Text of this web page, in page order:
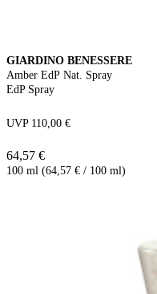
GIARDINO BENESSERE
Amber EdP Nat. Spray
EdP Spray
UVP 110,00 €
64,57 €
100 ml (64,57 € / 100 ml)